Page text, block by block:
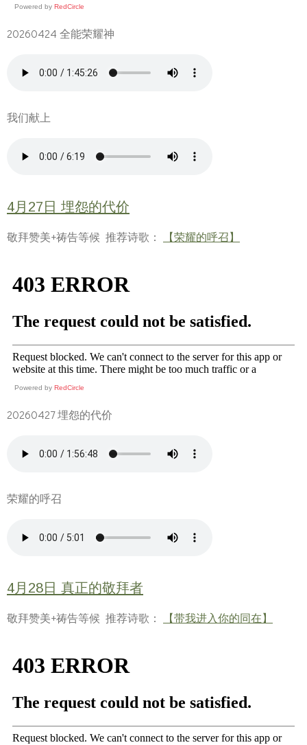
Powered by RedCircle
20260424 全能荣耀神
我们献上
4月27日 埋怨的代价
敬拜赞美+祷告等候 推荐诗歌： 【荣耀的呼召】
Powered by RedCircle
20260427 埋怨的代价
荣耀的呼召
4月28日 真正的敬拜者
敬拜赞美+祷告等候 推荐诗歌： 【带我进入你的同在】